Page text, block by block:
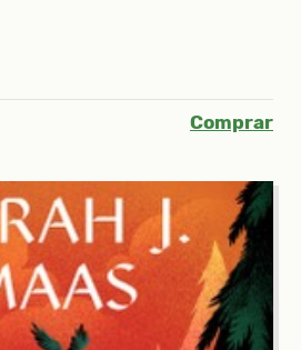
Comprar